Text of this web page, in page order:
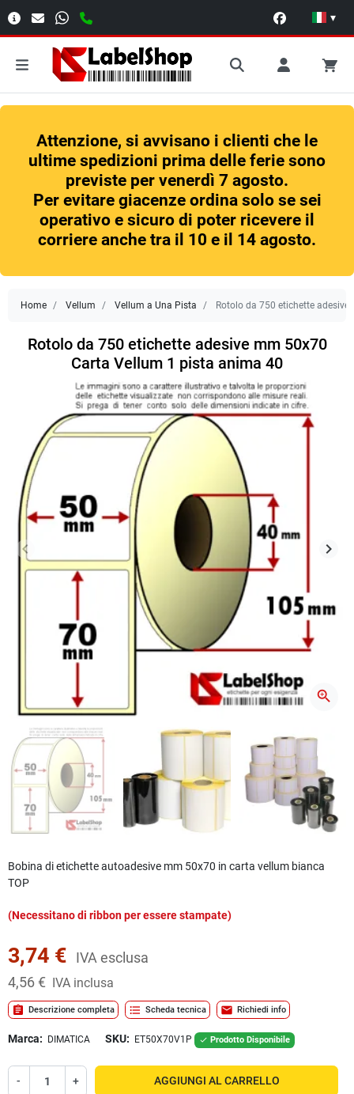
▾
Attenzione, si avvisano i clienti che le
ultime spedizioni prima delle ferie sono
previste per venerdì 7 agosto.
Per evitare giacenze ordina solo se sei
operativo e sicuro di poter ricevere il
corriere anche tra il 10 e il 14 agosto.
Home Vellum Vellum a Una Pista Rotolo da 750 etichette
Rotolo da 750 etichette adesive mm 50x70
Carta Vellum 1 pista anima 40
Precedente
keyboard_arrow_left keyboard_arrow_right
zoom_in
Bobina di etichette autoadesive mm 50x70 in carta vellum bianca
TOP
(Necessitano di ribbon per essere stampate)
3,74 €
IVA esclusa
4,56 €
IVA inclusa
assignment Descrizione completa format_list_bulleted Scheda tecnica mail Richiedi info
Marca: DIMATICA SKU: ET50X70V1P  Prodotto Disponibile
- + AGGIUNGI AL CARRELLO